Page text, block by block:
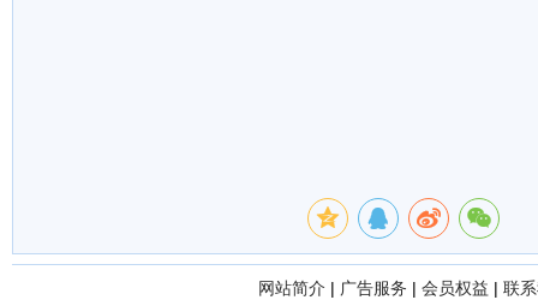
网站简介 | 广告服务 | 会员权益 | 联